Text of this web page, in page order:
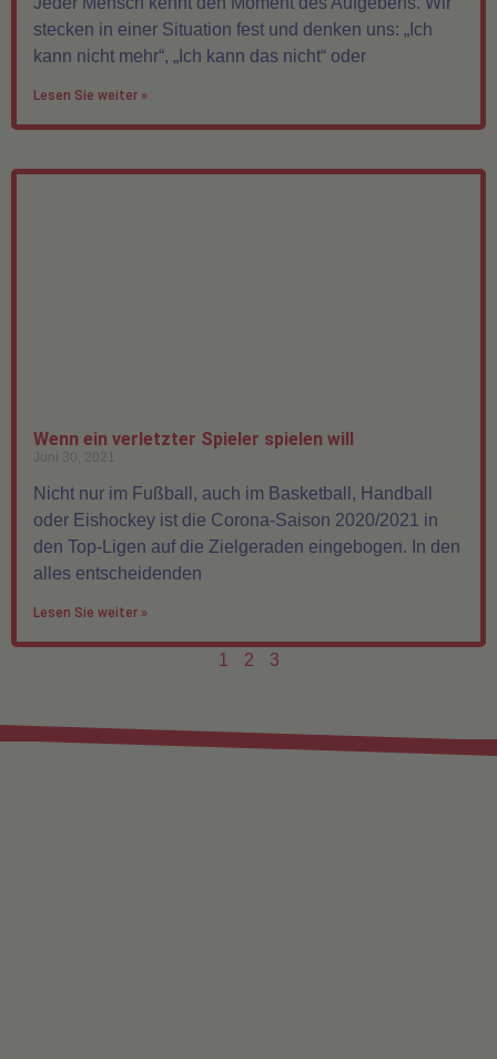
stecken in einer Situation fest und denken uns: „Ich
kann nicht mehr“, „Ich kann das nicht“ oder
Lesen Sie weiter »
Wenn ein verletzter Spieler spielen will
Juni 30, 2021
Nicht nur im Fußball, auch im Basketball, Handball
oder Eishockey ist die Corona-Saison 2020/2021 in
den Top-Ligen auf die Zielgeraden eingebogen. In den
alles entscheidenden
Lesen Sie weiter »
1 2 3